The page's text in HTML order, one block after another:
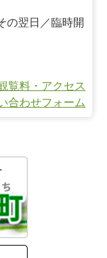
の翌日／臨時開
覧料・アクセス
合わせフォーム